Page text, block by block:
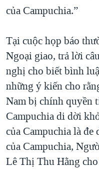
TRỊNH VĨNH BÌNH VS.
BÊN KIA QUỐC LỘ:
QUAN HỆ VIỆT MỸ
của Campuchia.”
Tại cuộc họp báo
Ngoại giao, trả lời
nghị cho biết bình
những ý kiến cho
Nam bị chính quyền
Campuchia di dời
của Campuchia là
của Campuchia,
Lê Thị Thu Hằng